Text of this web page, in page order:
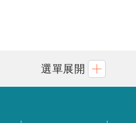
選單展開